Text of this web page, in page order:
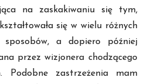
na zaskakiwaniu się tym,
się w wielu różnych
sposobów, a dopiero później
przez wizjonera chodzącego
Podobne zastrzeżenia mam